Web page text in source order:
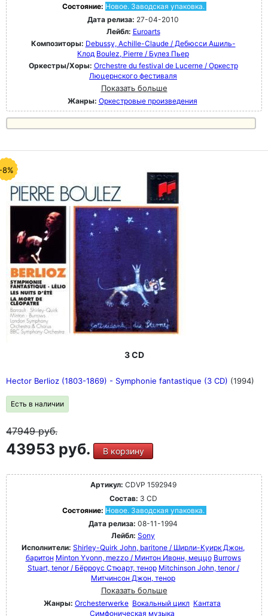
Состояние: Новое. Заводская упаковка.
Дата релиза: 27-04-2010
Лейбл: Euroarts
Композиторы: Debussy, Achille-Claude / Дебюсси Ашиль-
Клод Boulez, Pierre / Булез Пьер
Оркестры/Хоры: Orchestre du festival de Lucerne / Оркестр
Люцернского фестиваля
Показать больше
Жанры: Оркестровые произведения
8%
3 CD
Hector Berlioz (1803-1869) - Symphonie fantastique (3 CD) (1994)
Есть в наличии
47949руб.
43953 руб. В корзину
Артикул: CDVP 1592949
Состав: 3 CD
Состояние: Новое. Заводская упаковка.
Дата релиза: 08-11-1994
Лейбл: Sony
Исполнители: Shirley-Quirk John, baritone / Ширли-Куирк Джон,
баритон Minton Yvonn, mezzo / Минтон Ивонн, меццо Burrows
Stuart, tenor / Бёрроус Стюарт, тенор Mitchinson John, tenor /
Митчинсон Джон, тенор
Показать больше
Жанры: Orchesterwerke Вокальный цикл Кантата
Симфоническая музыка